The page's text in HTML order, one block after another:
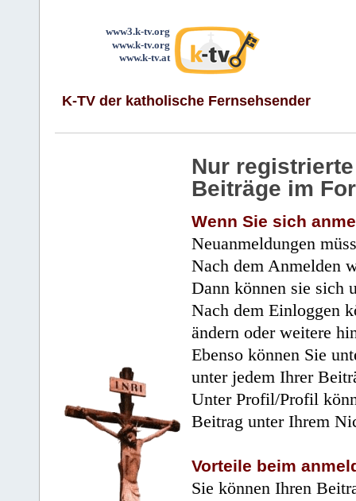
www3.k-tv.org
www.k-tv.org
www.k-tv.at
K-TV der katholische Fernsehsender
Nur
Beiträge im
Wenn Sie sich
Neuanmeldungen
Nach dem Anmelden
Dann können sie sich
Nach dem Einloggen
ändern oder weitere
Ebenso können Sie
unter jedem Ihrer
Unter Profil/Profil
Beitrag unter Ihrem
Vorteile beim
Sie können Ihren